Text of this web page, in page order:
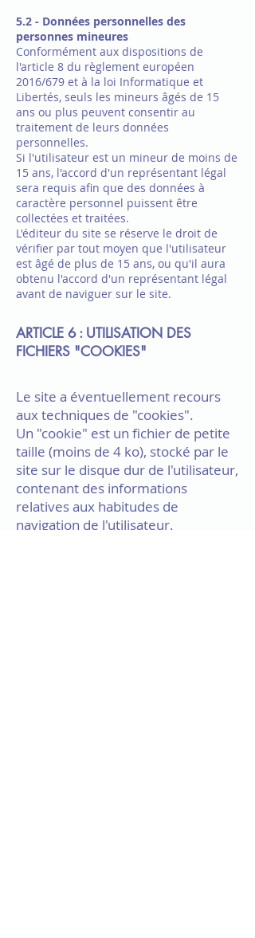
5.2 - Données personnelles des
personnes mineures
Conformément aux dispositions de
l'article 8 du règlement européen
2016/679 et à la loi Informatique et
Libertés, seuls les mineurs âgés de 15
ans ou plus peuvent consentir au
traitement de leurs données
personnelles.
Si l'utilisateur est un mineur de moins de
15 ans, l'accord d'un représentant légal
sera requis afin que des données à
caractère personnel puissent être
collectées et traitées.
L'éditeur du site se réserve le droit de
vérifier par tout moyen que l'utilisateur
est âgé de plus de 15 ans, ou qu'il aura
obtenu l'accord d'un représentant légal
avant de naviguer sur le site.
ARTICLE 6 : UTILISATION DES
FICHIERS "COOKIES"
Le site a éventuellement recours
aux techniques de "cookies".
Un "cookie" est un fichier de petite
taille (moins de 4 ko), stocké par le
site sur le disque dur de l'utilisateur,
contenant des informations
relatives aux habitudes de
navigation de l'utilisateur.